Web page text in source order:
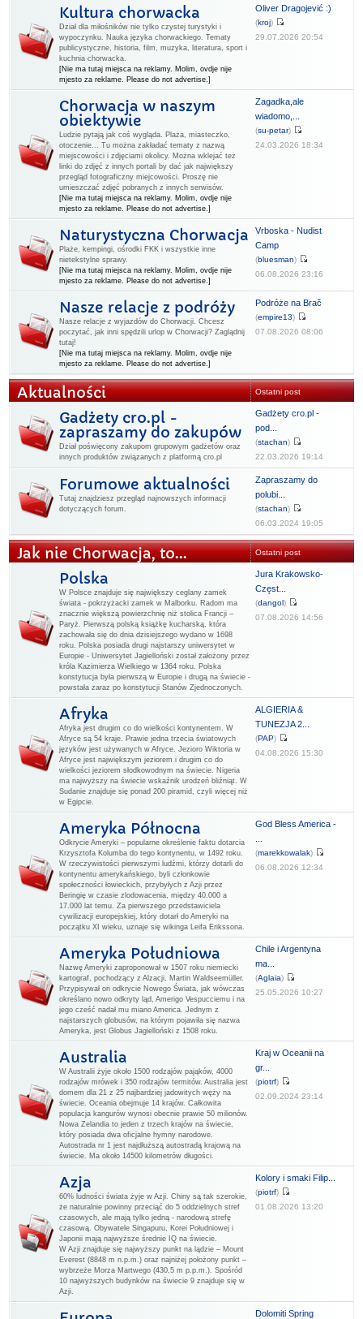
Kultura chorwacka
Dział dla miłośników nie tylko czystej turystyki i
wypoczynku. Nauka języka chorwackiego. Tematy
publicystyczne, historia, film, muzyka, literatura, sport i
kuchnia chorwacka.
[Nie ma tutaj miejsca na reklamy. Molim, ovdje nije
mjesto za reklame. Please do not advertise.]
Oliver Dragojević :)
(kroj)
29.07.2026 20:54
Chorwacja w naszym
obiektywie
Ludzie pytają jak coś wygląda. Plaża, miasteczko,
otoczenie... Tu można zakładać tematy z nazwą
miejscowości i zdjęciami okolicy. Można wklejać też
linki do zdjęć z innych portali by dać jak największy
przegląd fotograficzny miejcowości. Proszę nie
umieszczać zdjęć pobranych z innych serwisów.
[Nie ma tutaj miejsca na reklamy. Molim, ovdje nije
mjesto za reklame. Please do not advertise.]
Zagadka,ale
wiadomo,...
(su-petar)
24.03.2026 18:34
Naturystyczna Chorwacja
Plaże, kempingi, ośrodki FKK i wszystkie inne
nietekstylne sprawy.
[Nie ma tutaj miejsca na reklamy. Molim, ovdje nije
mjesto za reklame. Please do not advertise.]
Vrboska - Nudist
Camp
(bluesman)
06.08.2026 23:16
Nasze relacje z podróży
Nasze relacje z wyjazdów do Chorwacji. Chcesz
poczytać, jak inni spędzili urlop w Chorwacji? Zaglądnij
tutaj!
[Nie ma tutaj miejsca na reklamy. Molim, ovdje nije
mjesto za reklame. Please do not advertise.]
Podróże na Brač
(empire13)
07.08.2026 08:06
Aktualności Ostatni post
Gadżety cro.pl -
zapraszamy do zakupów
Dział poświęcony zakupom grupowym gadżetów oraz
innych produktów związanych z platformą cro.pl
Gadżety cro.pl -
pod...
(stachan)
22.03.2026 19:14
Forumowe aktualności
Tutaj znajdziesz przegląd najnowszych informacji
dotyczących forum.
Zapraszamy do
polubi...
(stachan)
06.03.2024 19:05
Jak nie Chorwacja, to... Ostatni post
Polska
W Polsce znajduje się największy ceglany zamek
świata - pokrzyżacki zamek w Malborku. Radom ma
znacznie większą powierzchnię niż stolica Francji –
Paryż. Pierwszą polską książkę kucharską, która
zachowała się do dnia dzisiejszego wydano w 1698
roku. Polska posiada drugi najstarszy uniwersytet w
Europie - Uniwersytet Jagielloński został założony przez
króla Kazimierza Wielkiego w 1364 roku. Polska
konstytucja była pierwszą w Europie i drugą na świecie -
powstała zaraz po konstytucji Stanów Zjednoczonych.
Jura Krakowsko-
Częst...
(dangol)
07.08.2026 14:56
Afryka
Afryka jest drugim co do wielkości kontynentem. W
Afryce są 54 kraje. Prawie jedna trzecia światowych
języków jest używanych w Afryce. Jezioro Wiktoria w
Afryce jest największym jeziorem i drugim co do
wielkości jeziorem słodkowodnym na świecie. Nigeria
ma najwyższy na świecie wskaźnik urodzeń bliźniąt. W
Sudanie znajduje się ponad 200 piramid, czyli więcej niż
w Egipcie.
ALGIERIA &
TUNEZJA 2...
(PAP)
04.08.2026 15:30
Ameryka Północna
Odkrycie Ameryki – popularne określenie faktu dotarcia
Krzysztofa Kolumba do tego kontynentu, w 1492 roku.
W rzeczywistości pierwszymi ludźmi, którzy dotarli do
kontynentu amerykańskiego, byli członkowie
społeczności łowieckich, przybyłych z Azji przez
Beringię w czasie zlodowacenia, między 40.000 a
17.000 lat temu. Za pierwszego przedstawiciela
cywilizacji europejskiej, który dotarł do Ameryki na
początku XI wieku, uznaje się wikinga Leifa Erikssona.
God Bless America -
(marekkowalak)
06.08.2026 12:34
Ameryka Południowa
Nazwę Ameryki zaproponował w 1507 roku niemiecki
kartograf, pochodzący z Alzacji, Martin Waldseemüller.
Przypisywał on odkrycie Nowego Świata, jak wówczas
określano nowo odkryty ląd, Amerigo Vespucciemu i na
jego cześć nadał mu miano America. Jednym z
najstarszych globusów, na którym pojawiła się nazwa
Ameryka, jest Globus Jagielloński z 1508 roku.
Chile i Argentyna
ma...
(Aglaia)
25.05.2026 10:27
Australia
W Australii żyje około 1500 rodzajów pająków, 4000
rodzajów mrówek i 350 rodzajów termitów. Australia jest
domem dla 21 z 25 najbardziej jadowitych węży na
świecie. Oceania obejmuje 14 krajów. Całkowita
populacja kangurów wynosi obecnie prawie 50 milionów.
Nowa Zelandia to jeden z trzech krajów na świecie,
który posiada dwa oficjalne hymny narodowe.
Autostrada nr 1 jest najdłuższą autostradą krajową na
świecie. Ma około 14500 kilometrów długości.
Kraj w Oceanii na
gr...
(piotrf)
02.09.2024 23:14
Azja
60% ludności świata żyje w Azji. Chiny są tak szerokie,
że naturalnie powinny przeciąć do 5 oddzielnych stref
czasowych, ale mają tylko jedną - narodową strefę
czasową. Obywatele Singapuru, Korei Południowej i
Japonii mają najwyższe średnie IQ na świecie.
W Azji znajduje się najwyższy punkt na lądzie – Mount
Everest (8848 m n.p.m.) oraz najniżej położony punkt –
wybrzeże Morza Martwego (430,5 m p.p.m.). Spośród
10 najwyższych budynków na świecie 9 znajduje się w
Azji.
Kolory i smaki Filip...
(piotrf)
01.08.2026 13:20
Dolomiti Spring